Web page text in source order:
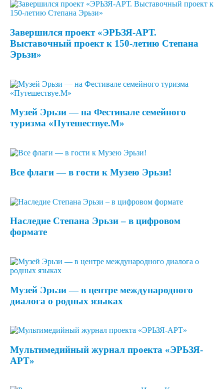
Завершился проект «ЭРЬЗЯ-АРТ.
Выставочный проект к 150-летию Степана
Эрьзи»
Музей Эрьзи — на Фестивале семейного
туризма «Путешествуе.М»
Все флаги — в гости к Музею Эрьзи!
Наследие Степана Эрьзи – в цифровом
формате
Музей Эрьзи — в центре международного
диалога о родных языках
Мультимедийный журнал проекта «ЭРЬЗЯ-
АРТ»